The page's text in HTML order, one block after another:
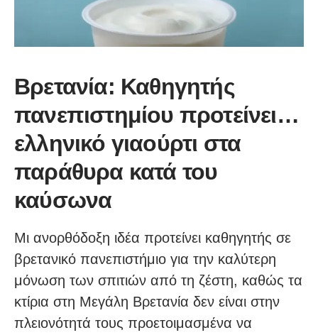
Βρετανία: Καθηγητής
πανεπιστημίου προτείνει…
ελληνικό γιαούρτι στα
παράθυρα κατά του
καύσωνα
Μι ανορθόδοξη ιδέα προτείνει καθηγητής σε
βρετανικό πανεπιστήμιο για την καλύτερη
μόνωση των σπιτιών από τη ζέστη, καθώς τα
κτίρια στη Μεγάλη Βρετανία δεν είναι στην
πλειονότητά τους προετοιμασμένα να